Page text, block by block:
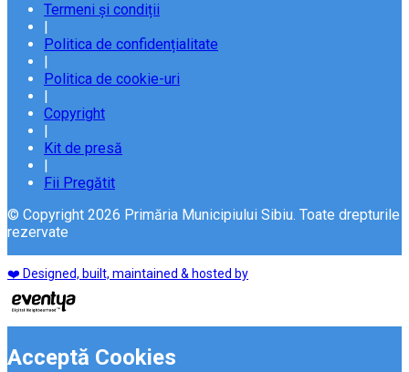
Termeni și condiții
Politica de confidențialitate
Politica de cookie-uri
Copyright
Kit de presă
Fii Pregătit
© Copyright 2026 Primăria Municipiului Sibiu. Toate drepturile
rezervate
❤️ Designed, built, maintained & hosted by
Acceptă Cookies